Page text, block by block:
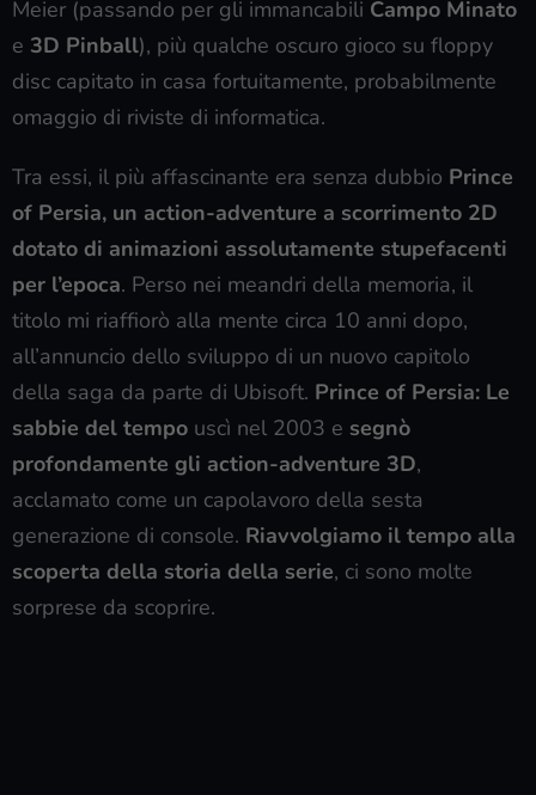
Meier (passando per gli immancabili Campo Minato
e 3D Pinball), più qualche oscuro gioco su floppy
disc capitato in casa fortuitamente, probabilmente
omaggio di riviste di informatica.
Tra essi, il più affascinante era senza dubbio Prince
of Persia, un action-adventure a scorrimento 2D
dotato di animazioni assolutamente stupefacenti
per l’epoca. Perso nei meandri della memoria, il
titolo mi riaffiorò alla mente circa 10 anni dopo,
all’annuncio dello sviluppo di un nuovo capitolo
della saga da parte di Ubisoft. Prince of Persia: Le
sabbie del tempo uscì nel 2003 e segnò
profondamente gli action-adventure 3D,
acclamato come un capolavoro della sesta
generazione di console. Riavvolgiamo il tempo alla
scoperta della storia della serie, ci sono molte
sorprese da scoprire.